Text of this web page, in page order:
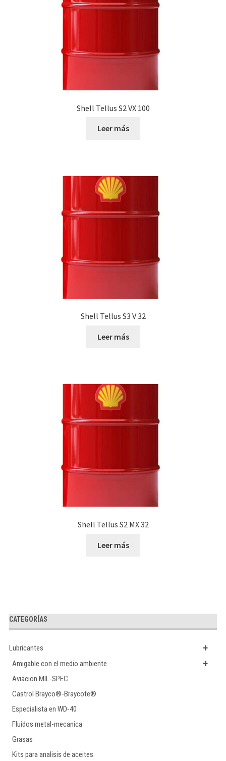
Shell Tellus S2 VX 100
Leer más
Shell Tellus S3 V 32
Leer más
Shell Tellus S2 MX 32
Leer más
CATEGORÍAS
+
Lubricantes
+
Amigable con el medio ambiente
Aviacion MIL-SPEC
Castrol Brayco®-Braycote®
Especialista en WD-40
Fluidos metal-mecanica
Grasas
Kits para analisis de aceites